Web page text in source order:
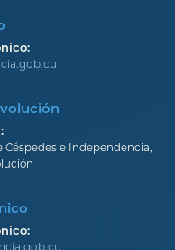
Céspedes e Independencia,